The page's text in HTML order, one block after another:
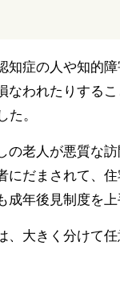
知症の人や知的
なわれたりする
た。
の老人が悪質な
にだまされて、
成年後見制度を
、大きく分けて